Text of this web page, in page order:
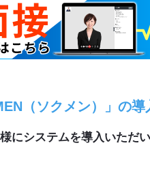
（ソクメン）」の導
にシステムを導入いただい